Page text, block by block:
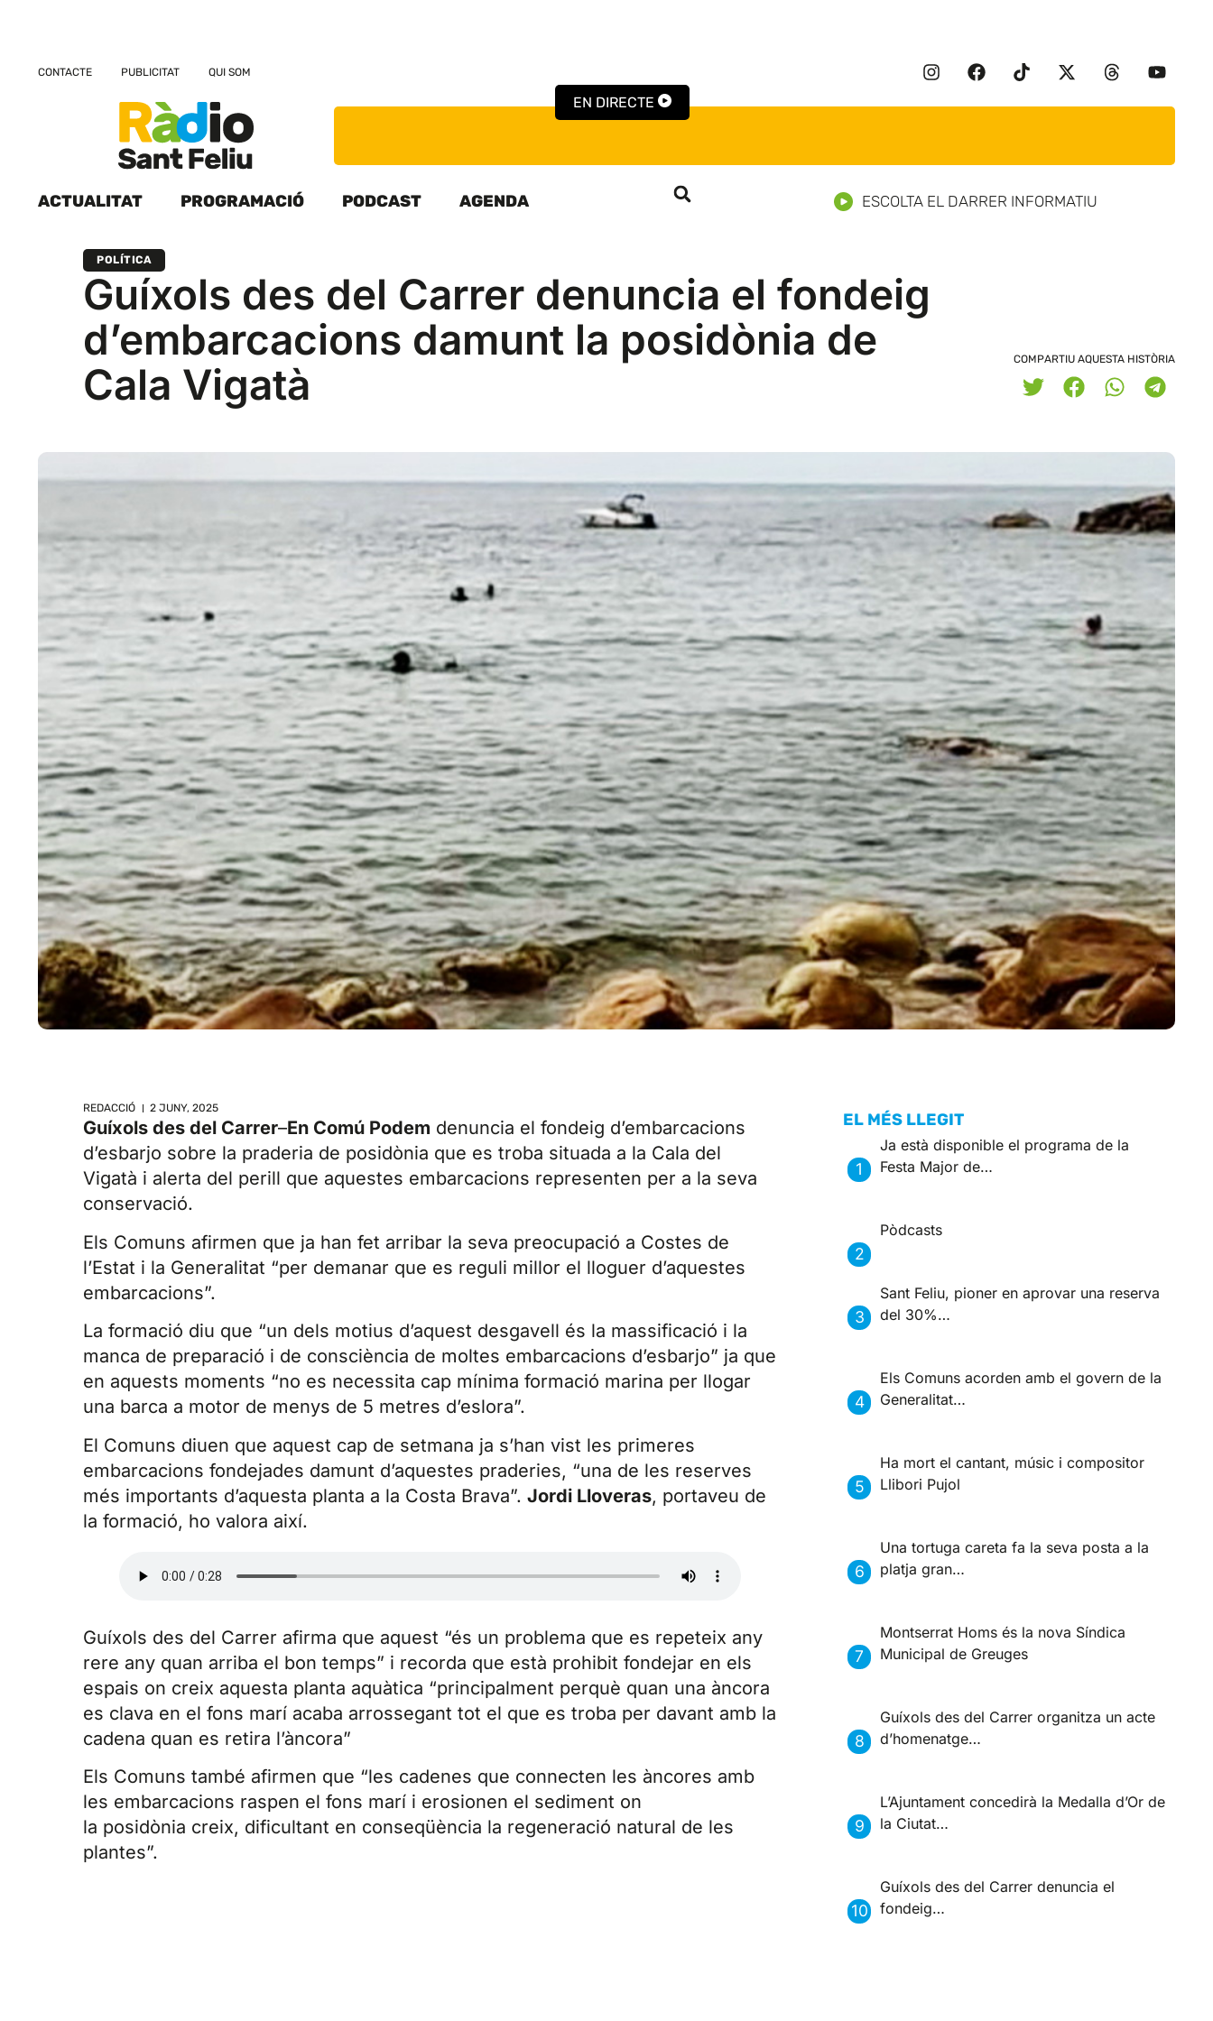
CONTACTE PUBLICITAT QUI SOM
EN DIRECTE
ACTUALITAT PROGRAMACIÓ PODCAST AGENDA ESCOLTA EL DARRER INFORMATIU
POLÍTICA
Guíxols des del Carrer denuncia el fondeig
d’embarcacions damunt la posidònia de
Cala Vigatà
COMPARTIU AQUESTA HISTÒRIA
REDACCIÓ 2 JUNY, 2025
Guíxols des del Carrer–En Comú Podem denuncia el fondeig d’embarcacions
d’esbarjo sobre la praderia de posidònia que es troba situada a la Cala del
Vigatà i alerta del perill que aquestes embarcacions representen per a la seva
conservació.
Els Comuns afirmen que ja han fet arribar la seva preocupació a Costes de
l’Estat i la Generalitat “per demanar que es reguli millor el lloguer d’aquestes
embarcacions”.
La formació diu que “un dels motius d’aquest desgavell és la massificació i la
manca de preparació i de consciència de moltes embarcacions d’esbarjo” ja que
en aquests moments “no es necessita cap mínima formació marina per llogar
una barca a motor de menys de 5 metres d’eslora”.
El Comuns diuen que aquest cap de setmana ja s’han vist les primeres
embarcacions fondejades damunt d’aquestes praderies, “una de les reserves
més importants d’aquesta planta a la Costa Brava”. Jordi Lloveras, portaveu de
la formació, ho valora així.
Guíxols des del Carrer afirma que aquest “és un problema que es repeteix any
rere any quan arriba el bon temps” i recorda que està prohibit fondejar en els
espais on creix aquesta planta aquàtica “principalment perquè quan una àncora
es clava en el fons marí acaba arrossegant tot el que es troba per davant amb la
cadena quan es retira l’àncora”
Els Comuns també afirmen que “les cadenes que connecten les àncores amb
les embarcacions raspen el fons marí i erosionen el sediment on
la posidònia creix, dificultant en conseqüència la regeneració natural de les
plantes”.
EL MÉS LLEGIT
Ja està disponible el programa de la
Festa Major de…
Pòdcasts
Sant Feliu, pioner en aprovar una reserva
del 30%…
Els Comuns acorden amb el govern de la
Generalitat…
Ha mort el cantant, músic i compositor
Llibori Pujol
Una tortuga careta fa la seva posta a la
platja gran…
Montserrat Homs és la nova Síndica
Municipal de Greuges
Guíxols des del Carrer organitza un acte
d’homenatge…
L’Ajuntament concedirà la Medalla d’Or de
la Ciutat…
Guíxols des del Carrer denuncia el
fondeig…